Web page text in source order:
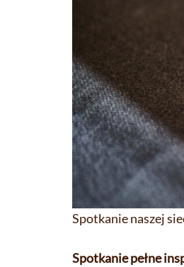
Spotkanie naszej
Spotkanie pełne